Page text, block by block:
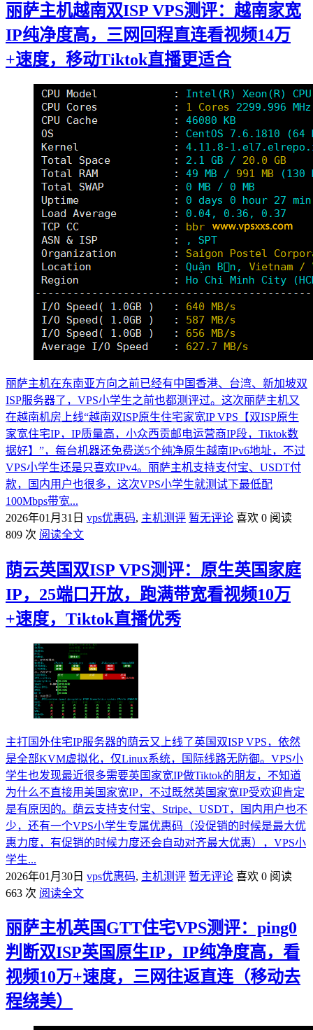
丽萨主机越南双ISP VPS测评：越南家宽
IP纯净度高，三网回程直连看视频14万
+速度，移动Tiktok直播更适合
丽萨主机在东南亚方向之前已经有中国香港、台湾、新加坡双
ISP服务器了，VPS小学生之前也都测评过。这次丽萨主机又
在越南机房上线“越南双ISP原生住宅家宽IP VPS【双ISP原生
家宽住宅IP，IP质量高，小众西贡邮电运营商IP段，Tiktok数
据好】”，每台机器还免费送5个纯净原生越南IPv6地址，不过
VPS小学生还是只喜欢IPv4。丽萨主机支持支付宝、USDT付
款，国内用户也很多，这次VPS小学生就测试下最低配
100Mbps带宽...
2026年01月31日 vps优惠码, 主机测评 暂无评论 喜欢 0 阅读
809 次 阅读全文
荫云英国双ISP VPS测评：原生英国家庭
IP，25端口开放，跑满带宽看视频10万
+速度，Tiktok直播优秀
主打国外住宅IP服务器的荫云又上线了英国双ISP VPS，依然
是全部KVM虚拟化，仅Linux系统，国际线路无防御。VPS小
学生也发现最近很多需要英国家宽IP做Tiktok的朋友，不知道
为什么不直接用美国家宽IP，不过既然英国家宽IP受欢迎肯定
是有原因的。荫云支持支付宝、Stripe、USDT，国内用户也不
少，还有一个VPS小学生专属优惠码（没促销的时候是最大优
惠力度，有促销的时候力度还会自动对齐最大优惠），VPS小
学生...
2026年01月30日 vps优惠码, 主机测评 暂无评论 喜欢 0 阅读
663 次 阅读全文
丽萨主机英国GTT住宅VPS测评：ping0
判断双ISP英国原生IP，IP纯净度高，看
视频10万+速度，三网往返直连（移动去
程绕美）